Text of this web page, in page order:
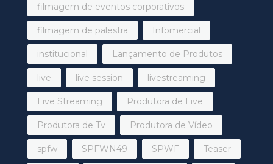
filmagem de eventos corporativos
filmagem de palestra Infomercial
institucional Lançamento de Produtos
live live session livestreaming
Live Streaming Produtora de Live
Produtora de Tv Produtora de Vídeo
spfw SPFWN49 SPWF Teaser